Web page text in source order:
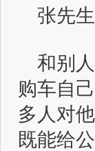
张先生
和别人
购车自
多人对
既能给